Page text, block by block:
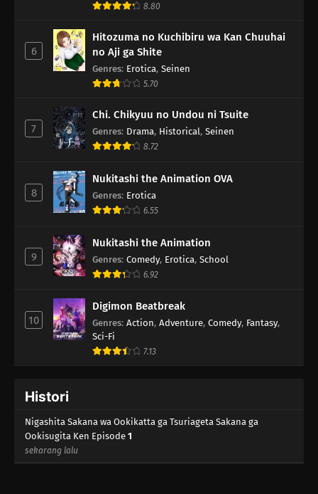
8.80
6
Hitozuma no Kuchibiru wa Kan Chuuhai
no Aji ga Shite
Genres: Erotica, Seinen
5.70
7
Chi. Chikyuu no Undou ni Tsuite
Genres: Drama, Historical , Seinen
8.72
8
Nukitashi the Animation OVA
Genres: Erotica
6.55
9
Nukitashi the Animation
Genres: Comedy, Erotica, School
6.92
10
Digimon Beatbreak
Genres: Action, Adventure, Comedy, Fantasy,
Sci-Fi
7.13
Histori
Nigashita Sakana wa Ookikatta ga Tsuriageta Sakana ga
Ookisugita Ken Episode 1
sekarang lalu